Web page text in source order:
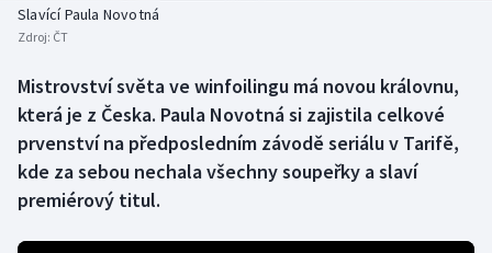
Boby a skeleton
Box
Curling
Dostihy
Florbal
AZ kvíz
Slavící Paula Novotná
Zdroj: ČT
Mistrovství světa ve winfoilingu má novou královnu,
která je z Česka. Paula Novotná si zajistila celkové
prvenství na předposledním závodě seriálu v Tarifě,
kde za sebou nechala všechny soupeřky a slaví
premiérový titul.